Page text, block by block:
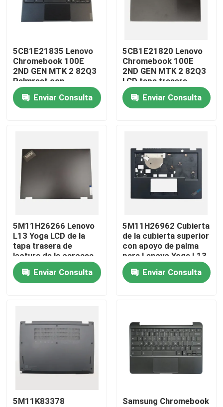
Productos
Vídeos
Viaje de la fábrica
Control de calidad
Pida una cita
Reemplazo de la pantalla LCD de Lenovo
Reemplazo de la pantalla LCD de Dell
5CB1E21835 Lenovo
Chromebook 100E
2ND GEN MTK 2 82Q3
Palmrest con
ensamblaje de teclado
con touchpad
Enviar Consulta
5CB1E21820 Lenovo
Chromebook 100E
2ND GEN MTK 2 82Q3
LCD tapa trasera
Enviar Consulta
5M11H26266 Lenovo
L13 Yoga LCD de la
tapa trasera de
lectura de la carcasa
tapa
Enviar Consulta
5M11H26962 Cubierta
de la cubierta superior
con apoyo de palma
para Lenovo Yoga L13
Gen 3
Enviar Consulta
5M11K83378
Samsung Chromebook